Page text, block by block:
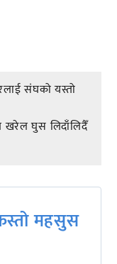
संघको यस्तो
खरेल घुस लिदाँलिदैँ
महसुस